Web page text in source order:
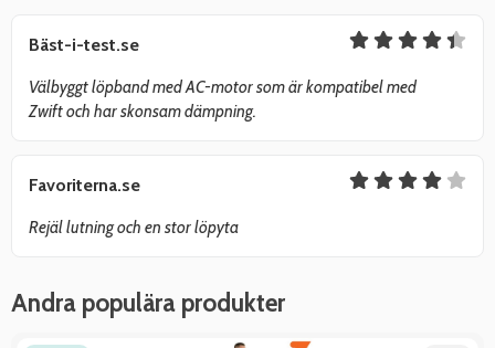
Bäst-i-test.se
Välbyggt löpband med AC-motor som är kompatibel med
Zwift och har skonsam dämpning.
Favoriterna.se
Rejäl lutning och en stor löpyta
Andra populära produkter